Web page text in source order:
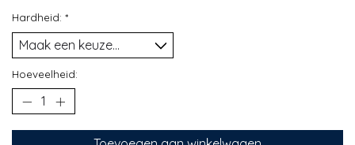
Hardheid: *
Hoeveelheid: